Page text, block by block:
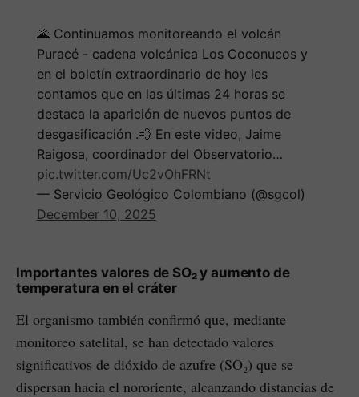
🌋 Continuamos monitoreando el volcán
Puracé - cadena volcánica Los Coconucos y
en el boletín extraordinario de hoy les
contamos que en las últimas 24 horas se
destaca la aparición de nuevos puntos de
desgasificación .💨 En este video, Jaime
Raigosa, coordinador del Observatorio…
pic.twitter.com/Uc2vOhFRNt
— Servicio Geológico Colombiano (@sgcol)
December 10, 2025
Importantes valores de SO₂ y aumento de
temperatura en el cráter
El organismo también confirmó que, mediante
monitoreo satelital, se han detectado valores
significativos de dióxido de azufre (SO₂) que se
dispersan hacia el nororiente, alcanzando distancias de